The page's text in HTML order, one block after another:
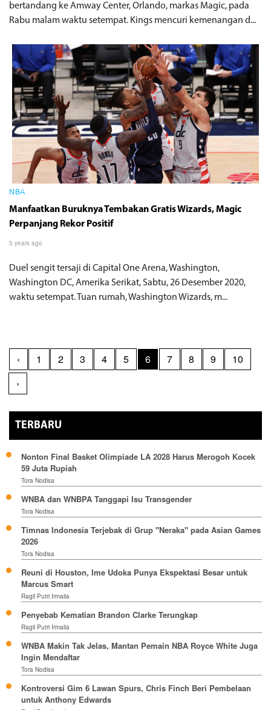
bertandang ke Amway Center, Orlando, markas Magic, pada
Rabu malam waktu setempat. Kings mencuri kemenangan d...
NBA
Manfaatkan Buruknya Tembakan Gratis Wizards, Magic
Perpanjang Rekor Positif
5 years ago
Duel sengit tersaji di Capital One Arena, Washington,
Washington DC, Amerika Serikat, Sabtu, 26 Desember 2020,
waktu setempat. Tuan rumah, Washington Wizards, m...
‹ 1 2 3 4 5 6 7 8 9
10
›
TERBARU
Nonton Final Basket Olimpiade LA 2028 Harus Merogoh Kocek
59 Juta Rupiah
Tora Nodisa
WNBA dan WNBPA Tanggapi Isu Transgender
Tora Nodisa
Timnas Indonesia Terjebak di Grup "Neraka" pada Asian Games
2026
Tora Nodisa
Reuni di Houston, Ime Udoka Punya Ekspektasi Besar untuk
Marcus Smart
Ragil Putri Irmalia
Penyebab Kematian Brandon Clarke Terungkap
Ragil Putri Irmalia
WNBA Makin Tak Jelas, Mantan Pemain NBA Royce White Juga
Ingin Mendaftar
Tora Nodisa
Kontroversi Gim 6 Lawan Spurs, Chris Finch Beri Pembelaan
untuk Anthony Edwards